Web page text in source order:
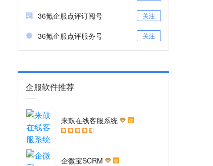
36氪企服点评订阅号 关注
36氪企服点评服务号 关注
企服软件推荐
来鼓在线客服系统 评
企微宝SCRM 评